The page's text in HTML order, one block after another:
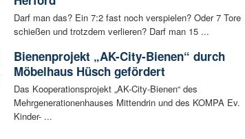
Darf man das? Ein 7:2 fast noch verspielen? Oder 7 Tore
schießen und trotzdem verlieren? Darf man 15 ...
Bienenprojekt „AK-City-Bienen“ durch
Möbelhaus Hüsch gefördert
Das Kooperationsprojekt „AK-City-Bienen“ des
Mehrgenerationenhauses Mittendrin und des KOMPA Ev.
Kinder- ...